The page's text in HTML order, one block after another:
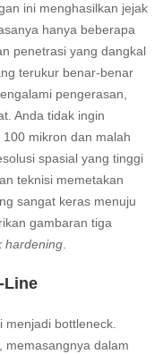
ini menghasilkan jejak
hanya beberapa
penetrasi yang dangkal
terukur benar-benar
pengerasan,
Anda tidak ingin
mikron dan malah
spasial yang tinggi
teknisi memetakan
sangat keras menuju
gambaran tiga
hardening
Line
bottleneck.
memasangnya dalam